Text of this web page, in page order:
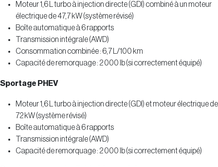
Moteur 1,6 L turbo à injection directe (GDI) combiné à un moteur
électrique de 47,7 kW (système révisé)
Boîte automatique à 6 rapports
Transmission intégrale (AWD)
Consommation combinée : 6,7 L/100 km
Capacité de remorquage : 2 000 lb (si correctement équipé)
Sportage PHEV
Moteur 1,6 L turbo à injection directe (GDI) et moteur électrique de
72 kW (système révisé)
Boîte automatique à 6 rapports
Transmission intégrale (AWD)
Capacité de remorquage : 2 000 lb (si correctement équipé)